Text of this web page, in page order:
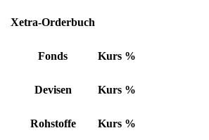
Xetra-Orderbuch
Fonds Kurs %
Devisen Kurs %
Rohstoffe Kurs %